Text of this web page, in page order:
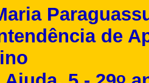
de
o